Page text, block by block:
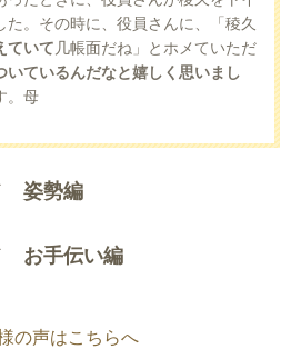
た。その時に、役員さんに、「稜久
ていて 几帳面だね」とホメていただ
いているんだなと嬉しく思いまし
。母
姿勢編
お手伝い編
の声はこちらへ